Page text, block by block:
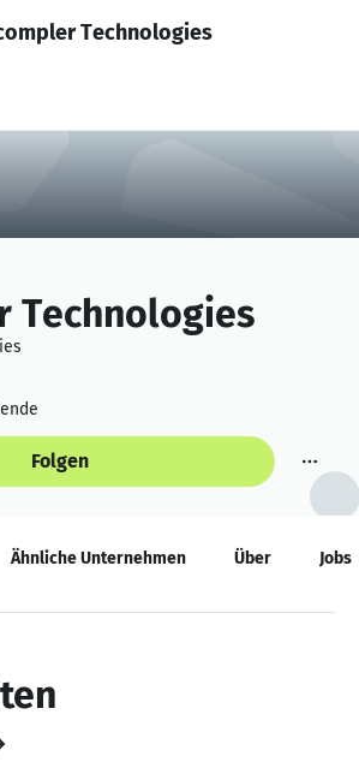
Anmelden
Technologies
Technologies
Folgen
Ähnliche Unternehmen Über Jobs